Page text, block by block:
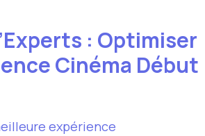
: Optimiser
Cinéma Début
expérience